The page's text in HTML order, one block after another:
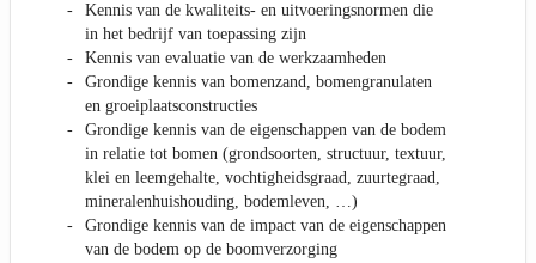
Kennis van de kwaliteits- en uitvoeringsnormen die
in het bedrijf van toepassing zijn
Kennis van evaluatie van de werkzaamheden
Grondige kennis van bomenzand, bomengranulaten
en groeiplaatsconstructies
Grondige kennis van de eigenschappen van de bodem
in relatie tot bomen (grondsoorten, structuur, textuur,
klei en leemgehalte, vochtigheidsgraad, zuurtegraad,
mineralenhuishouding, bodemleven, …)
Grondige kennis van de impact van de eigenschappen
van de bodem op de boomverzorging